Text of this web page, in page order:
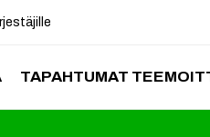
TAPAHTUMAT